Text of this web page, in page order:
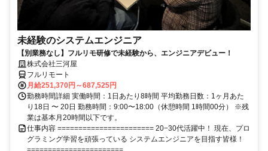
未経験のシステムエンジニア
【別業務なし】フルリモ研修で未経験から、エンジニアデビュー！
株式会社三河屋
フルリモート
月給251,370円～687,525円
勤務時間詳細 実働時間：1日あたり8時間 平均勤務日数：1ヶ月あた
り18日 〜 20日 勤務時間：9:00〜18:00（休憩時間 1時間00分） ※残
業は基本月20時間以下です。
仕事内容 ======================= 20−30代活躍中！ 現在、プロ
グラミング学習を頑張っている システムエンジニアを目指す皆様！